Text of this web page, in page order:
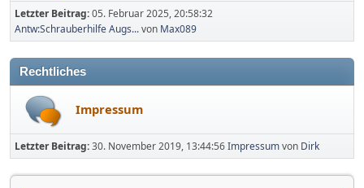
Letzter Beitrag:05. Februar 2025, 20:58:32
Antw:Schrauberhilfe Augs...von Max089
Rechtliches
Impressum
Letzter Beitrag:30. November 2019, 13:44:56Impressumvon Dirk